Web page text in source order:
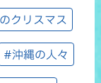
クリスマス
#沖縄の人々